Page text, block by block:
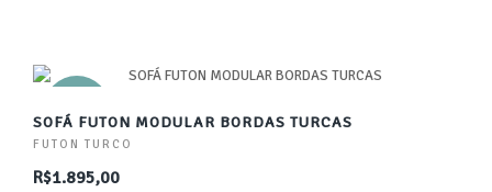
SOFÁ FUTON MODULAR BORDAS TURCAS
FUTON TURCO
R$1.895,00